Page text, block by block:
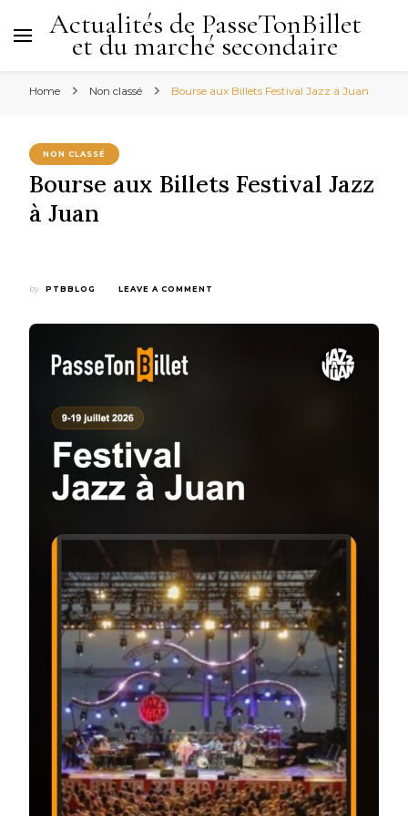
Actualités de PasseTonBillet
et du marché secondaire
Home Non classé Bourse aux Billets Festival Jazz à Juan
NON CLASSÉ
Bourse aux Billets Festival Jazz
à Juan
by PTBBLOG LEAVE A COMMENT